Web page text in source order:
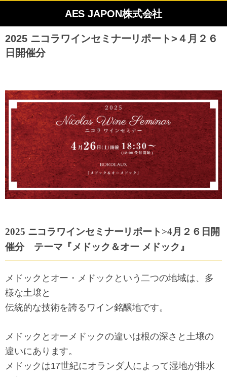
AES JAPON株式会社
2025 ニコラワインセミナーリポート>４月２６
日開催分
2025 ニコラワインセミナーリポート>4月２６日開
催分 テーマ『メドック＆オー メドック』
メドックとオー・メドックという二つの地域は、多
様な土壌と
伝統的な技術を誇るワイン銘醸地です。
メドックとオーメドックの違いは根の深さと土壌の
違いにあります。
メドックは17世紀にオランダ人によって湿地が排水